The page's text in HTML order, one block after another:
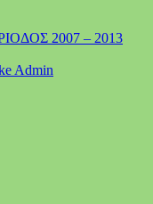
2007 – 2013
Admin